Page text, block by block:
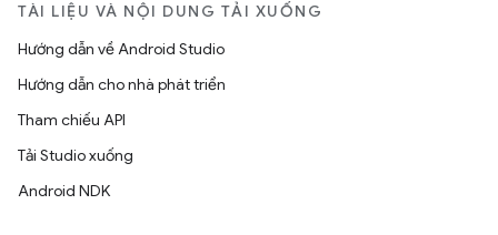
TÀI LIỆU VÀ NỘI DUNG TẢI XUỐNG
Hướng dẫn về Android Studio
Hướng dẫn cho nhà phát triển
Tham chiếu API
Tải Studio xuống
Android NDK